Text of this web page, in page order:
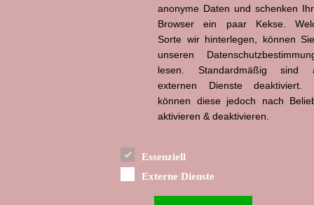
anonyme Daten und schenken
Browser ein paar Kekse.
Sorte wir hinterlegen, können
unseren
lesen. Standardmäßig sind
externen Dienste deaktiviert.
können diese jedoch nach
aktivieren & deaktivieren.
Essenziell
Externe Dienste